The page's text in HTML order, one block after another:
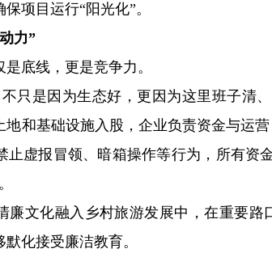
项目运行“阳光化”。
力”
底线，更是竞争力。
只是因为生态好，更因为这里班子清
地和基础设施入股，企业负责资金与运
止虚报冒领、暗箱操作等行为，所有资
廉文化融入乡村旅游发展中，在重要
化接受廉洁教育。